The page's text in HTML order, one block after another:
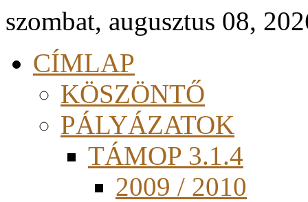
szombat, augusztus 08,
CÍMLAP
KÖSZÖNTŐ
PÁLYÁZATOK
TÁMOP 3.1.4
2009 / 2010